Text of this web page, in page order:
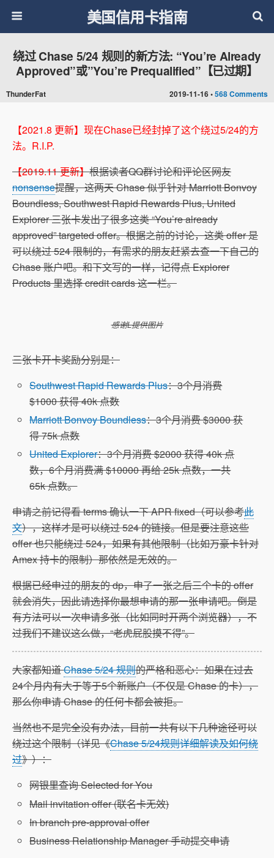
美国信用卡指南
2019-11-16 •568 Comments
绕过 Chase 5/24 规则的新方法: “You’re Already
Approved”或”You’re Prequalified”【已过期】
ThunderFat
【2021.8 更新】现在Chase已经封掉了这个绕过5/24的方
法。R.I.P.
【2019.11 更新】根据读者QQ群讨论和评论区网友
nonsense提醒，这两天 Chase 似乎针对 Marriott Bonvoy
Boundless, Southwest Rapid Rewards Plus, United
Explorer 三张卡发出了很多这类 “You’re already
approved” targeted offer。根据之前的讨论，这类 offer 是
可以绕过 524 限制的，有需求的朋友赶紧去查一下自己的
Chase 账户吧。和下文写的一样，记得点 Explorer
Products 里选择 credit cards 这一栏。
感谢L提供图片
三张卡开卡奖励分别是：
Southwest Rapid Rewards Plus：3个月消费
$1000 获得 40k 点数
Marriott Bonvoy Boundless：3个月消费 $3000 获
得 75k 点数
United Explorer：3个月消费 $2000 获得 40k 点
数，6个月消费满 $10000 再给 25k 点数，一共
65k 点数。
申请之前记得看 terms 确认一下 APR fixed（可以参考此
文），这样才是可以绕过 524 的链接。但是要注意这些
offer 也只能绕过 524，如果有其他限制（比如万豪卡针对
Amex 持卡的限制）那依然是无效的。
根据已经申过的朋友的 dp，申了一张之后三个卡的 offer
就会消失，因此请选择你最想申请的那一张申请吧。倒是
有方法可以一次申请多张（比如同时开两个浏览器），不
过我们不建议这么做，“老虎屁股摸不得”。
大家都知道Chase 5/24 规则的严格和恶心：如果在过去
24个月内有大于等于5个新账户（不仅是 Chase 的卡），
那么你申请 Chase 的任何卡都会被拒。
当然也不是完全没有办法，目前一共有以下几种途径可以
绕过这个限制（详见《Chase 5/24规则详细解读及如何绕
过》）：
网银里查询 Selected for You
Mail invitation offer (联名卡无效)
In branch pre-approval offer
Business Relationship Manager 手动提交申请